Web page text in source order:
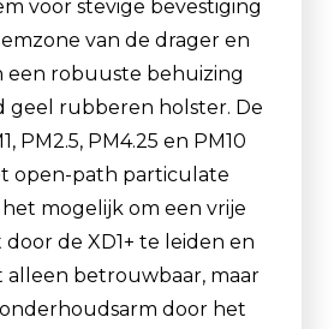
voor stevige bevestiging
van de drager en
een robuuste behuizing
geel rubberen holster. De
PM2.5, PM4.25 en PM10
open-path particulate
mogelijk om een vrije
de XD1+ te leiden en
alleen betrouwbaar, maar
door het